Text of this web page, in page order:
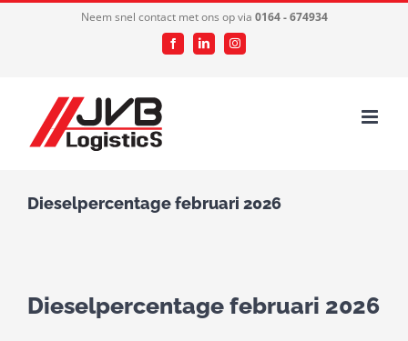
Neem snel contact met ons op via 0164 - 674934
FacebookLinkedInInstagram
Dieselpercentage februari 2026
Dieselpercentage februari 2026